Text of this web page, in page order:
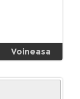
Voineasa